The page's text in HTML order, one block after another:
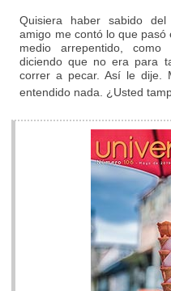
Quisiera haber sabido
amigo me contó lo que
medio arrepentido,
diciendo que no era para
correr a pecar. Así le dije.
entendido nada. ¿Usted